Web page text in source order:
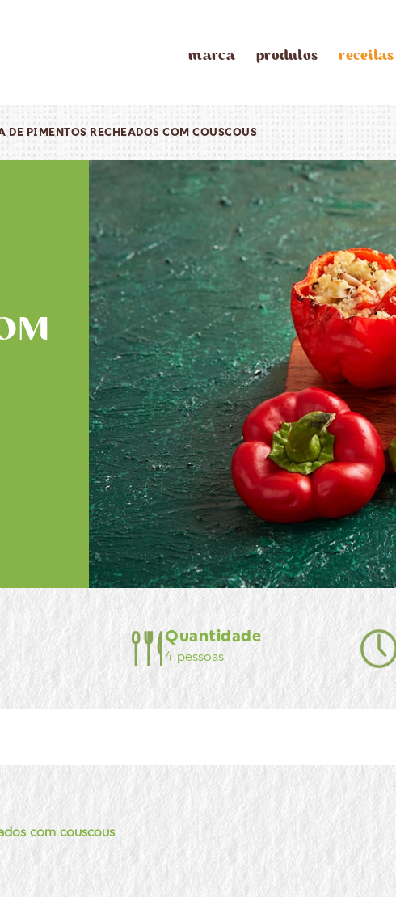
marca produtos receitas
DE PIMENTOS RECHEADOS COM COUSCOUS
Quantidade
4 pessoas
com couscous